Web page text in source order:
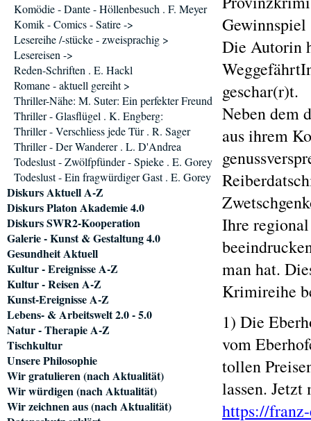
Gewinnspiel
Die Autorin
geschar(r)t.
Neben dem
aus ihrem
Ihre
man hat.
Krimireihe
1) Die
vom
tollen
lassen.
https://
Komödie - Dante - Höllenbesuch . F. Meyer
Komik - Comics - Satire ->
Lesereihe /-stücke - zweisprachig >
Lesereisen ->
Reden-Schriften . E. Hackl
Romane - aktuell gereiht >
Thriller-Nähe: M. Suter: Ein perfekter Freund
Thriller - Glasflügel . K. Engberg:
Thriller - Verschliess jede Tür . R. Sager
Thriller - Der Wanderer . L. D'Andrea
Todeslust - Zwölfpfünder - Spieke . E. Gorey
Todeslust - Ein fragwürdiger Gast . E. Gorey
Diskurs Aktuell A-Z
Diskurs Platon Akademie 4.0
Diskurs SWR2-Kooperation
Galerie - Kunst & Gestaltung 4.0
Gesundheit Aktuell
Kultur - Ereignisse A-Z
Kultur - Reisen A-Z
Kunst-Ereignisse A-Z
Lebens- & Arbeitswelt 2.0 - 5.0
Natur - Therapie A-Z
Tischkultur
Unsere Philosophie
Wir gratulieren (nach Aktualität)
Wir würdigen (nach Aktualität)
Wir zeichnen aus (nach Aktualität)